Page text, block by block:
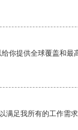
你提供全球覆盖和最
满足我所有的工作需